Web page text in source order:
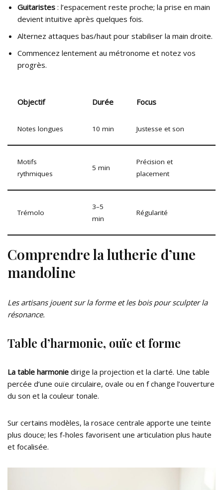
Guitaristes : l’espacement reste proche; la prise en main
devient intuitive après quelques fois.
Alternez attaques bas/haut pour stabiliser la main droite.
Commencez lentement au métronome et notez vos
progrès.
Objectif Durée Focus
Notes longues 10 min Justesse et son
Motifs
rythmiques
5 min
Précision et
placement
Trémolo
3–5
min
Régularité
Comprendre la lutherie d’une
mandoline
Les artisans jouent sur la forme et les bois pour sculpter la
résonance.
Table d’harmonie, ouïe et forme
La table harmonie dirige la projection et la clarté. Une table
percée d’une ouïe circulaire, ovale ou en f change l’ouverture
du son et la couleur tonale.
Sur certains modèles, la rosace centrale apporte une teinte
plus douce; les f-holes favorisent une articulation plus haute
et focalisée.